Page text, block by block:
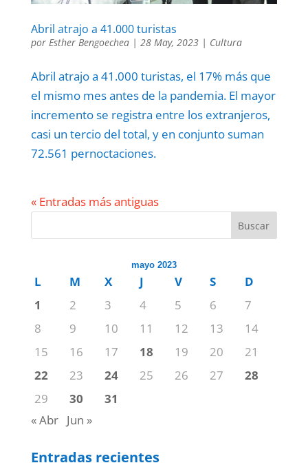
Abril atrajo a 41.000 turistas
por Esther Bengoechea| 28 May, 2023| Cultura
Abril atrajo a 41.000 turistas, el 17% más que
el mismo mes antes de la pandemia. El mayor
incremento se registra entre los extranjeros,
casi un tercio del total, y en conjunto suman
72.561 pernoctaciones.
« Entradas más antiguas
Buscar
mayo 2023
L M X J V S
D
1
2 3 4 5 6
7
8
9 10 11 12 13
14
15
16 17 18 19 20
21
22
23 24 25 26 27
28
29
30
31
« Abr Jun »
Entradas recientes